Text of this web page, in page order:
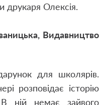
друкаря Олексія.
Видавництво
для школярів.
розповідає історію
ній немає зайвого